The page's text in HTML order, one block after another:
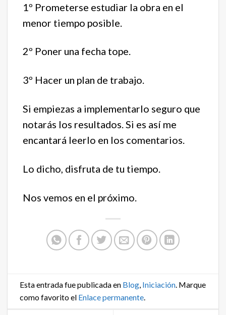
1º Prometerse estudiar la obra en el
menor tiempo posible.
2º Poner una fecha tope.
3º Hacer un plan de trabajo.
Si empiezas a implementarlo seguro que
notarás los resultados. Si es así me
encantará leerlo en los comentarios.
Lo dicho, disfruta de tu tiempo.
Nos vemos en el próximo.
Esta entrada fue publicada en Blog, Iniciación. Marque
como favorito el Enlace permanente.